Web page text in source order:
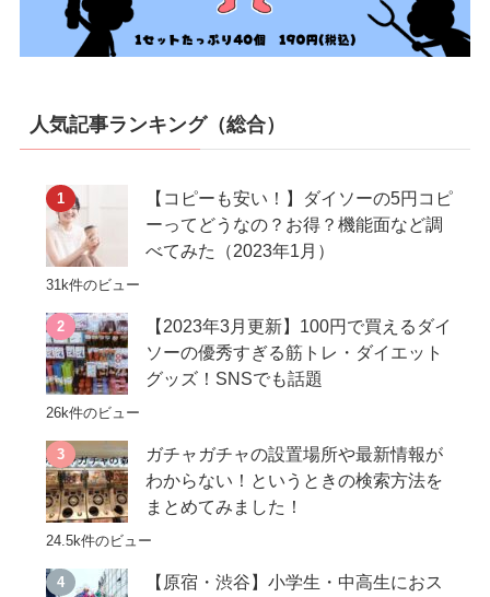
人気記事ランキング（総合）
【コピーも安い！】ダイソーの5円コピ
ーってどうなの？お得？機能面など調
べてみた（2023年1月）
31k件のビュー
【2023年3月更新】100円で買えるダイ
ソーの優秀すぎる筋トレ・ダイエット
グッズ！SNSでも話題
26k件のビュー
ガチャガチャの設置場所や最新情報が
わからない！というときの検索方法を
まとめてみました！
24.5k件のビュー
【原宿・渋谷】小学生・中高生におス